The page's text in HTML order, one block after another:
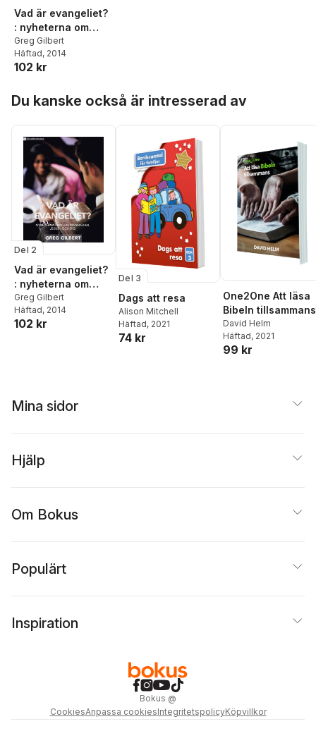
Vad är evangeliet?
: nyheterna om
Gud, människan,
Jesus - och dig
Greg Gilbert
Häftad, 2014
102 kr
Du kanske också är intresserad av
Del 2
Vad är evangeliet?
: nyheterna om
Gud, människan,
Jesus - och dig
Greg Gilbert
Häftad, 2014
102 kr
Del 3
Dags att resa
Alison Mitchell
Häftad, 2021
74 kr
One2One Att läsa
Bibeln tillsammans
David Helm
Häftad, 2021
99 kr
Mina sidor
Hjälp
Om Bokus
Populärt
Inspiration
Bokus @
CookiesAnpassa cookiesIntegritetspolicyKöpvillkor